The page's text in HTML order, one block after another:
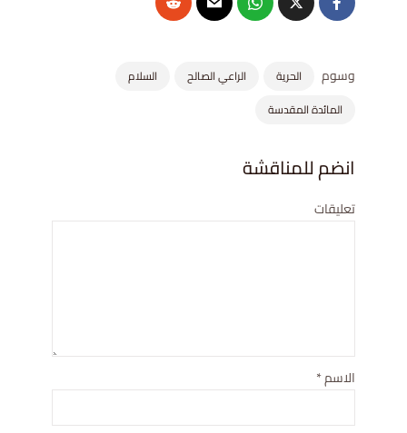
وسوم الحرية الراعي الصالح
السلام
المائدة المقدسة
انضم للمناقشة
تعليقات
الاسم*